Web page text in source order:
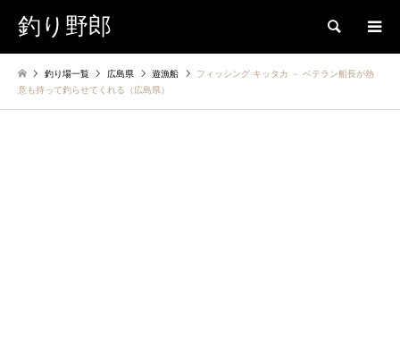
釣り野郎 検索
釣り場一覧 広島県 遊漁船
フィッシング キッタカ － ベテラン船長が熱
意も持って釣らせてくれる（広島県）